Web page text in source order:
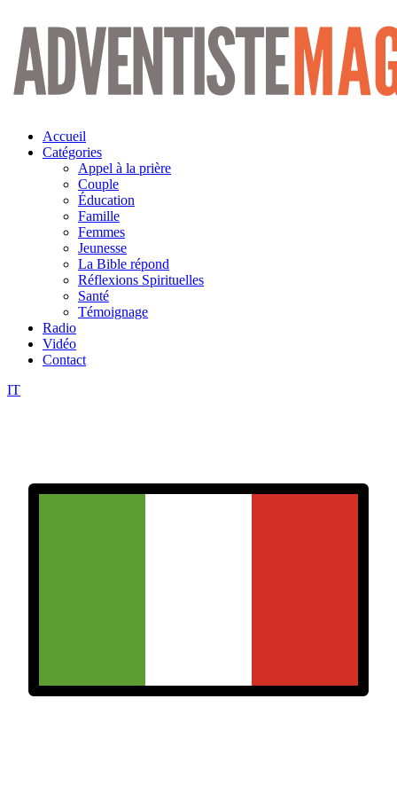
Aller
contenu
Accueil
Catégories
Appel à la prière
Couple
Éducation
Famille
Femmes
Jeunesse
La Bible répond
Réflexions Spirituelles
Santé
Témoignage
Radio
Vidéo
Contact
IT